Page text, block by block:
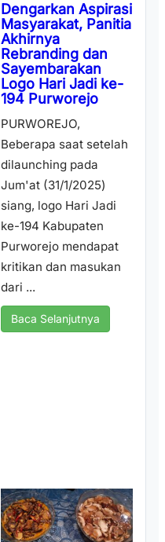
Dengarkan Aspirasi
Masyarakat, Panitia
Akhirnya
Rebranding dan
Sayembarakan
Logo Hari Jadi ke-
194 Purworejo
PURWOREJO,
Beberapa saat setelah
dilaunching pada
Jum'at (31/1/2025)
siang, logo Hari Jadi
ke-194 Kabupaten
Purworejo mendapat
kritikan dan masukan
dari ...
Baca Selanjutnya